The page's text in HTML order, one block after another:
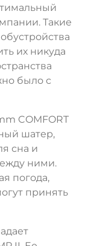
Такие
их никуда
было с
COMFORT
шатер,
сна и
ними.
погода,
принять